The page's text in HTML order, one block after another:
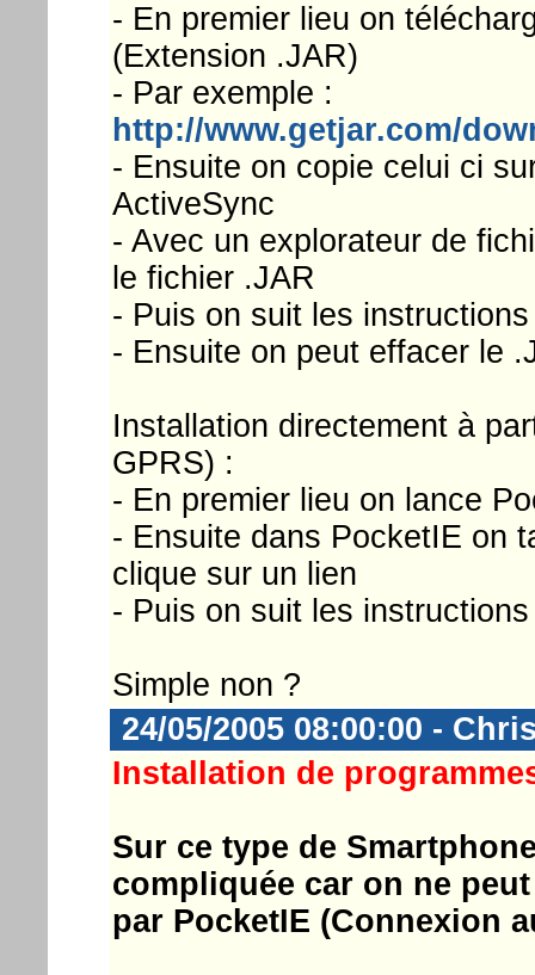
- En premier lieu on
(Extension .JAR)
- Par exemple :
http://www.getjar.com/
- Ensuite on copie celui ci
ActiveSync
- Avec un explorateur de
le fichier .JAR
- Puis on suit les
- Ensuite on peut effacer le
Installation directement à
GPRS) :
- En premier lieu on lance
- Ensuite dans PocketIE on
clique sur un lien
- Puis on suit les
Simple non ?
24/05/2005 08:00:00 -
Installation de
Sur ce type de
compliquée car on ne
par PocketIE (Connexion